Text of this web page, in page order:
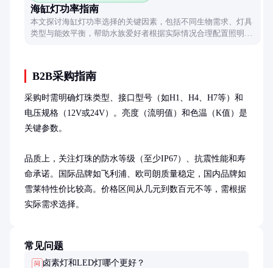
海缸灯功率指南
本文探讨海缸灯功率选择的关键因素，包括不同生物需求、灯具
类型与能效平衡，帮助水族爱好者根据实际情况合理配置照明系
B2B采购指南
采购时需明确灯珠类型、接口型号（如H1、H4、H7等）和
电压规格（12V或24V）。亮度（流明值）和色温（K值）是
关键参数。
品质上，关注灯珠的防水等级（至少IP67）、抗震性能和寿
命承诺。国际品牌如飞利浦、欧司朗质量稳定，国内品牌如
雪莱特性价比较高。价格区间从几元到数百元不等，需根据
实际需求选择。
常见问题
问 卤素灯和LED灯哪个更好？